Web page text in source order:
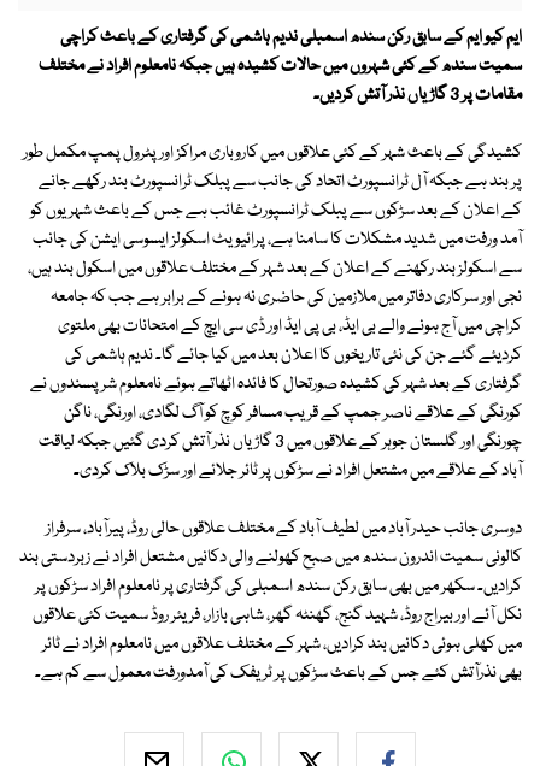
ایم کیو ایم کے سابق رکن سندھ اسمبلی ندیم ہاشمی کی گرفتاری کے باعث کراچی
سمیت سندھ کے کئی شہروں میں حالات کشیدہ ہیںجبکہ نامعلوم افراد نے مختلف
مقامات پر 3 گاڑیاں نذر آتش کردیں۔
کشیدگی کے باعث شہر کے کئی علاقوں میں کاروباری مراکز اور پٹرول پمپ مکمل طور
پر بند ہے جبکہ آل ٹرانسپورٹ اتحاد کی جانب سے پبلک ٹرانسپورٹ بند رکھے جانے
کے اعلان کے بعد سڑکوں سے پبلک ٹرانسپورٹ غائب ہے جس کے باعث شہریوں کو
آمد ورفت میں شدید مشکلات کا سامنا ہے، پرائیویٹ اسکولز ایسوسی ایشن کی جانب
سے اسکولز بند رکھنے کے اعلان کے بعد شہر کے مختلف علاقوں میں اسکول بند ہیں،
نجی اور سرکاری دفاتر میں ملازمین کی حاضری نہ ہونے کے برابر ہے جب کہ جامعہ
کراچی میں آج ہونے والے بی ایڈ، بی پی ایڈ اور ڈی سی ایچ کے امتحانات بھی ملتوی
کردیئے گئے جن کی نئی تاریخوں کا اعلان بعد میں کیا جائے گا۔ ندیم ہاشمی کی
گرفتاری کے بعد شہر کی کشیدہ صورتحال کا فائدہ اٹھاتے ہوئے نامعلوم شرپسندوں نے
کورنگی کے علاقے ناصر جمپ کے قریب مسافر کوچ کو آگ لگادی، اورنگی، ناگن
چورنگی اور گلستان جوہر کے علاقوں میں 3 گاڑیاں نذر آتش کردی گئیں جبکہ لیاقت
آباد کے علاقے میں مشتعل افراد نے سڑکوں پر ٹائر جلائے اور سڑک بلاک کردی۔
دوسری جانب حیدر آباد میں لطیف آباد کے مختلف علاقوں حالی روڈ، پیرآباد، سرفراز
کالونی سمیت اندرون سندھ میں صبح کھولنے والی دکانیں مشتعل افراد نے زبردستی بند
کرادیں۔ سکھر میں بھی سابق رکن سندھ اسمبلی کی گرفتاری پر نامعلوم افراد سڑکوں پر
نکل آئے اور بیراج روڈ، شہید گنج، گھنٹہ گھر، شاہی بازار، فریئر روڈ سمیت کئی علاقوں
ميں کھلی ہوئی دکانيں بند کرادیں، شہر کے مختلف علاقوں ميں نامعلوم افراد نے ٹائر
بھی نذرآتش کئے جس کے باعث سڑکوں پر ٹریفک کی آمدورفت معمول سے کم ہے۔